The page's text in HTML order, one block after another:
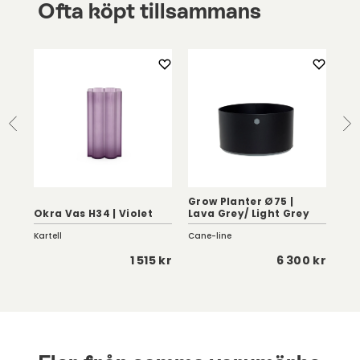
Ofta köpt tillsammans
Okra Vas H34 | Violet
Kartell
1 515 kr
Grow Planter Ø75 |
Lava Grey/ Light Grey
Cane-line
6 300 kr